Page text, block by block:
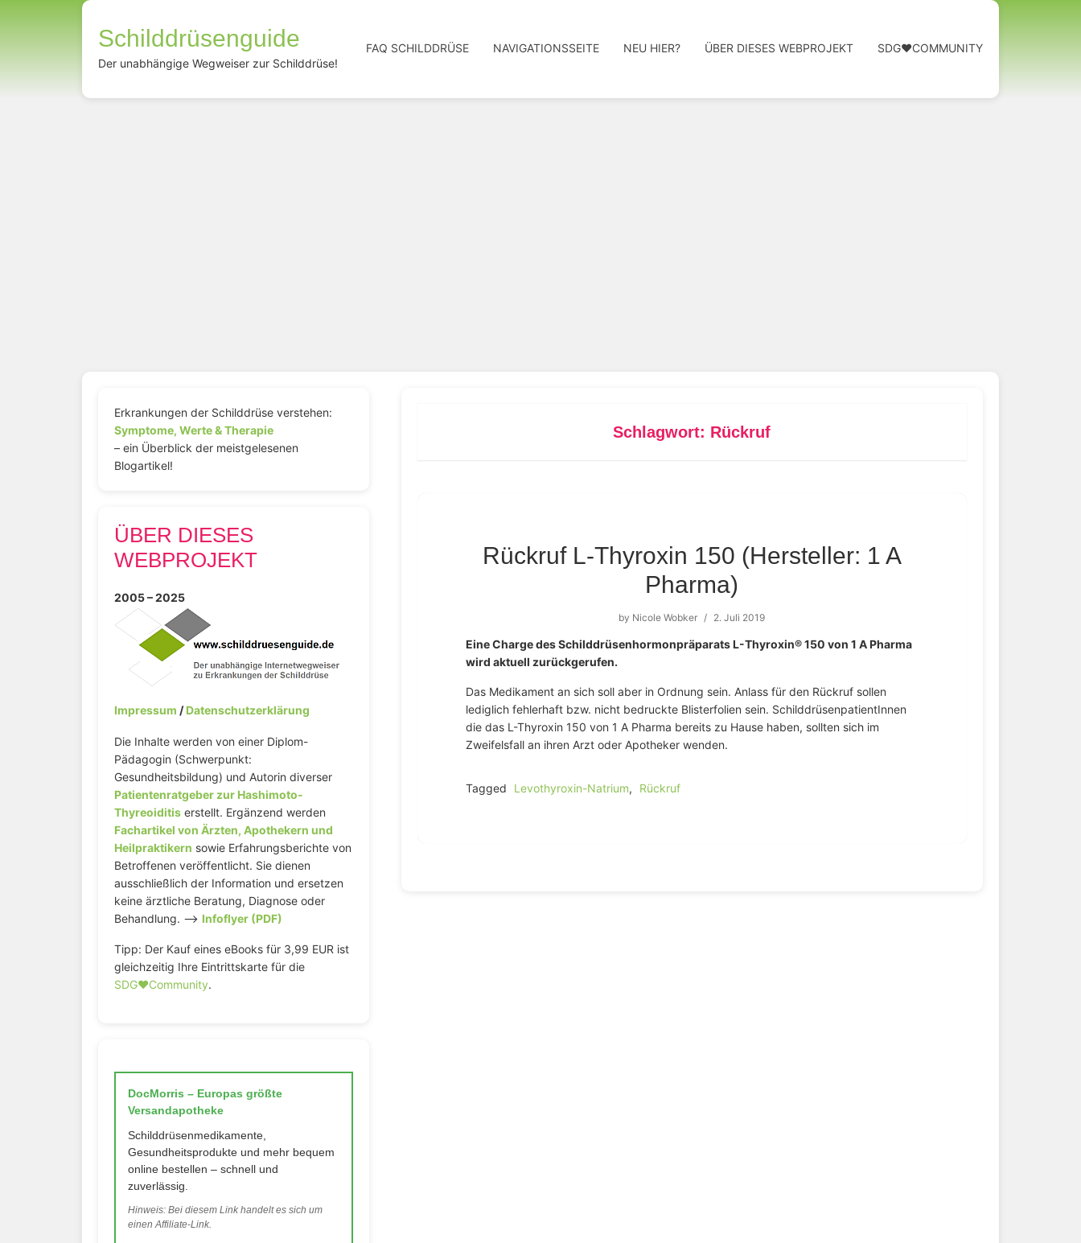
Schilddrüsenguide
Der unabhängige Wegweiser zur Schilddrüse!
FAQ SCHILDDRÜSE NAVIGATIONSSEITE NEU HIER? ÜBER DIESES WEBPROJEKT SDG❤️COMMUNITY
Schlagwort: Rückruf
Rückruf L-Thyroxin 150 (Hersteller: 1 A
Pharma)
by Nicole Wobker / 2. Juli 2019
Eine Charge des Schilddrüsenhormonpräparats L-Thyroxin® 150 von 1 A Pharma
wird aktuell zurückgerufen.
Das Medikament an sich soll aber in Ordnung sein. Anlass für den Rückruf sollen
lediglich fehlerhaft bzw. nicht bedruckte Blisterfolien sein. SchilddrüsenpatientInnen
die das L-Thyroxin 150 von 1 A Pharma bereits zu Hause haben, sollten sich im
Zweifelsfall an ihren Arzt oder Apotheker wenden.
Tagged Levothyroxin-Natrium, Rückruf
Erkrankungen der Schilddrüse verstehen:
Symptome, Werte & Therapie
– ein Überblick der meistgelesenen
Blogartikel!
ÜBER DIESES
WEBPROJEKT
2005 – 2025
Impressum /Datenschutzerklärung
Die Inhalte werden von einer Diplom-
Pädagogin (Schwerpunkt:
Gesundheitsbildung) und Autorin diverser
Patientenratgeber zur Hashimoto-
Thyreoiditis erstellt. Ergänzend werden
Fachartikel von Ärzten, Apothekern und
Heilpraktikern sowie Erfahrungsberichte von
Betroffenen veröffentlicht. Sie dienen
ausschließlich der Information und ersetzen
keine ärztliche Beratung, Diagnose oder
Behandlung. –> Infoflyer (PDF)
Tipp: Der Kauf eines eBooks für 3,99 EUR ist
gleichzeitig Ihre Eintrittskarte für die
SDG♥️Community.
DocMorris – Europas größte
Versandapotheke
Schilddrüsenmedikamente,
Gesundheitsprodukte und mehr bequem
online bestellen – schnell und
zuverlässig.
Hinweis: Bei diesem Link handelt es sich um
einen Affiliate-Link.